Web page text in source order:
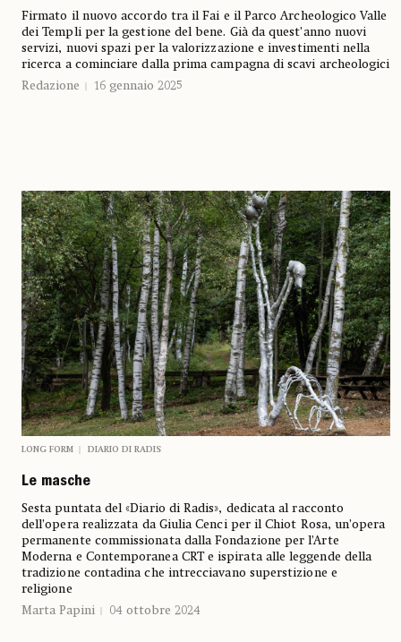
Firmato il nuovo accordo tra il Fai e il Parco Archeologico Valle
dei Templi per la gestione del bene. Già da quest’anno nuovi
servizi, nuovi spazi per la valorizzazione e investimenti nella
ricerca a cominciare dalla prima campagna di scavi archeologici
Redazione
16 gennaio 2025
LONG FORM DIARIO DI RADIS
Le masche
Sesta puntata del «Diario di Radis», dedicata al racconto
dell’opera realizzata da Giulia Cenci per il Chiot Rosa, un’opera
permanente commissionata dalla Fondazione per l’Arte
Moderna e Contemporanea CRT e ispirata alle leggende della
tradizione contadina che intrecciavano superstizione e
religione
Marta Papini
04 ottobre 2024